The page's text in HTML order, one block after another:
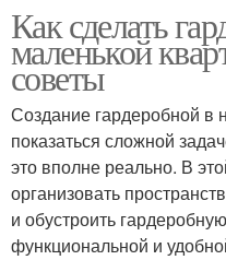
Как сделать
маленькой
советы
Создание гардеробной в
показаться сложной
это вполне реально. В
организовать
и обустроить
функциональной и